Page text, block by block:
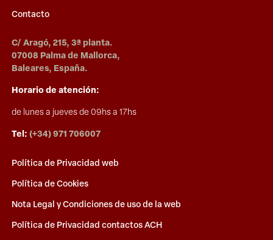
Contacto
C/ Aragó, 215, 3ª planta.
07008 Palma de Mallorca,
Baleares, España.
Horario de atención:
de lunes a jueves de 09hs a 17hs
Tel:(+34) 971 706007
Política de Privacidad web
Política de Cookies
Nota Legal y Condiciones de uso de la web
Política de Privacidad contactos ACH